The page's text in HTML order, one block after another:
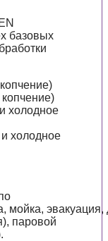
базовых
холодное
холодное
мойка,
паровой